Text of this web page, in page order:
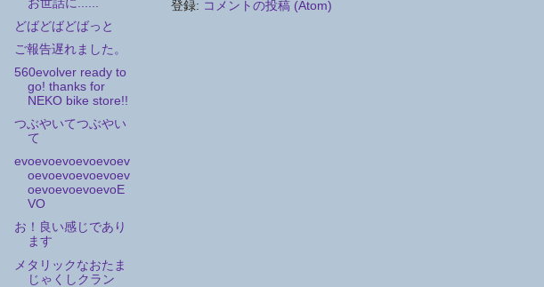
登録: コメントの投稿 (Atom)
お世話に......
どばどばどばっと
ご報告遅れました。
560evolver ready to
go! thanks for
NEKO bike store!!
つぶやいてつぶやい
て
evoevoevoevoevoev
oevoevoevoevoev
oevoevoevoevoE
VO
お！良い感じであり
ます
メタリックなおたま
じゃくしクラン